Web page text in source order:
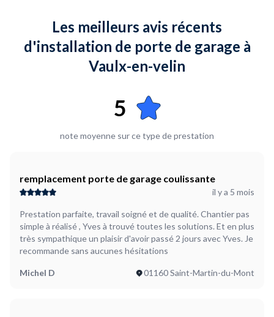
l'enlèvement de la porte de garage basculante, la
motorisation sera enlevée par mes soins La prestation
comprend la dépose et l'installation de la nouvelle porte plus
ma motorisation,et l'évacuation de l'ancienne. Tarif en
Les meilleurs avis récents
d'installation de porte de garage à
Vaulx-en-velin
5
note moyenne sur ce type de prestation
remplacement porte de garage coulissante
il y a 5 mois
Prestation parfaite, travail soigné et de qualité. Chantier pas
simple à réalisé , Yves à trouvé toutes les solutions. Et en plus
très sympathique un plaisir d'avoir passé 2 jours avec Yves. Je
recommande sans aucunes hésitations
Michel D 01160 Saint-Martin-du-Mont